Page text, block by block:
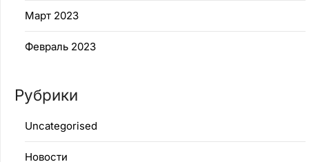
Март 2023
Февраль 2023
Рубрики
Uncategorised
Новости